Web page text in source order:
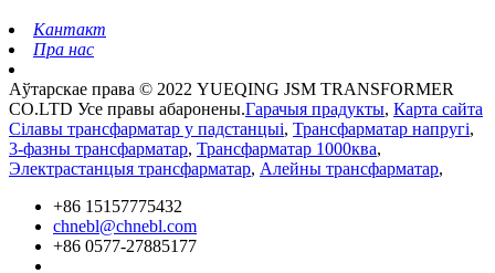
Кантакт
Пра нас
Аўтарскае права © 2022 YUEQING JSM TRANSFORMER
CO.LTD Усе правы абаронены.Гарачыя прадукты, Карта сайта
Сілавы трансфарматар у падстанцыі, Трансфарматар напругі,
3-фазны трансфарматар, Трансфарматар 1000ква,
Электрастанцыя трансфарматар, Алейны трансфарматар,
+86 15157775432
chnebl@chnebl.com
+86 0577-27885177